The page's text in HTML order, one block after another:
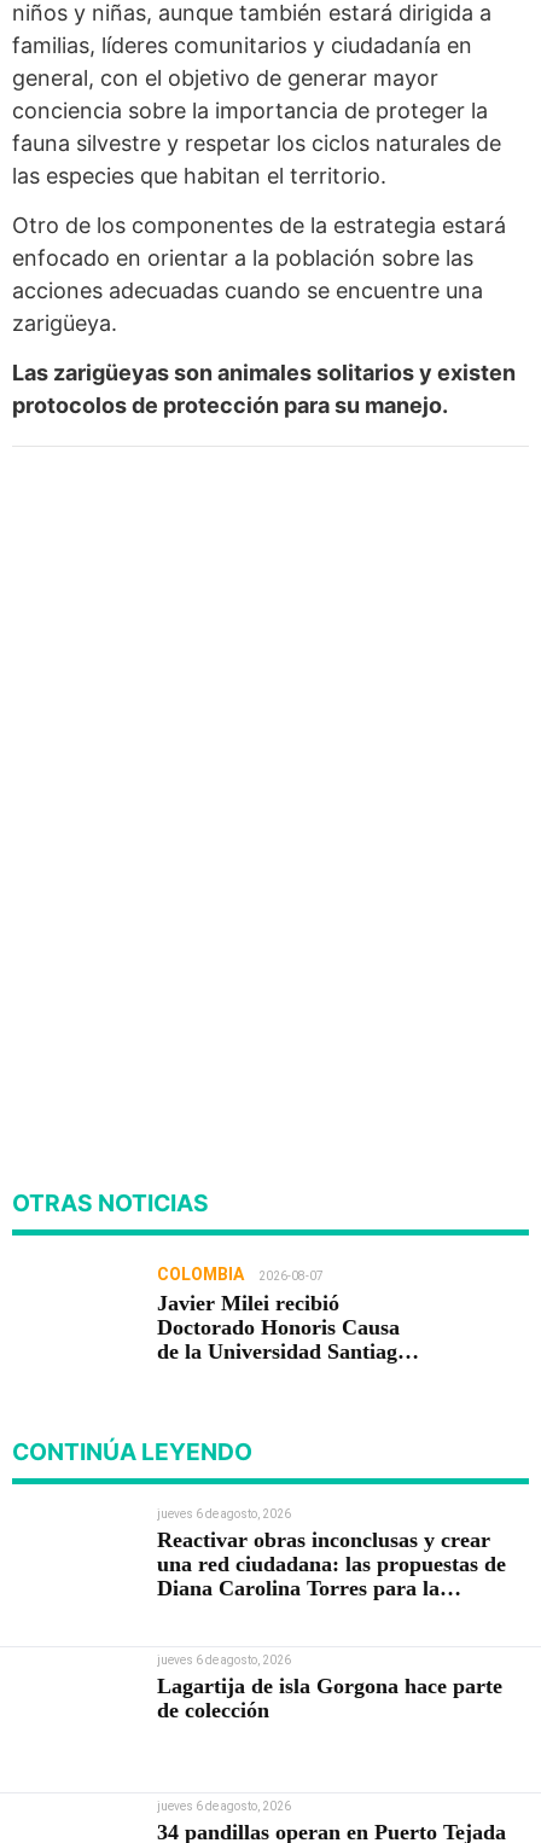
niños y niñas, aunque también estará dirigida a
familias, líderes comunitarios y ciudadanía en
general, con el objetivo de generar mayor
conciencia sobre la importancia de proteger la
fauna silvestre y respetar los ciclos naturales de
las especies que habitan el territorio.
Otro de los componentes de la estrategia estará
enfocado en orientar a la población sobre las
acciones adecuadas cuando se encuentre una
zarigüeya.
Las zarigüeyas son animales solitarios y existen
protocolos de protección para su manejo.
OTRAS NOTICIAS
COLOMBIA 2026-08-07
Javier Milei recibió
Doctorado Honoris Causa
de la Universidad Santiago
CONTINÚA LEYENDO
jueves 6 de agosto, 2026
Reactivar obras inconclusas y crear
una red ciudadana: las propuestas de
Diana Carolina Torres para la
jueves 6 de agosto, 2026
Lagartija de isla Gorgona hace parte
de colección
jueves 6 de agosto, 2026
34 pandillas operan en Puerto Tejada